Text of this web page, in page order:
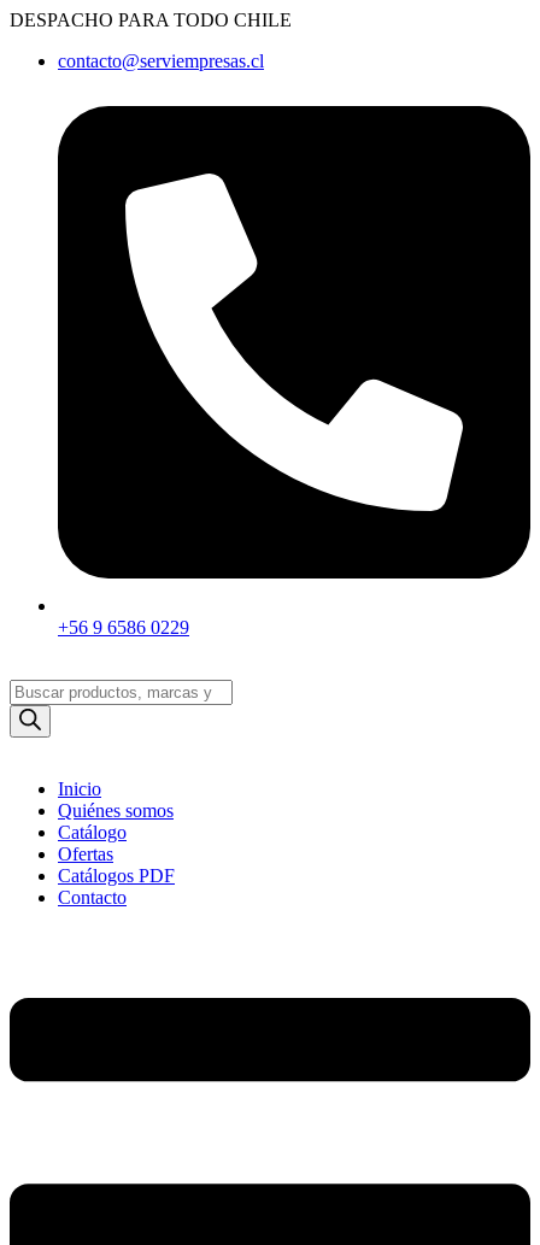
Ir
contenido
DESPACHO PARA TODO CHILE
contacto@serviempresas.cl
+56 9 6586 0229
Búsqueda
de
productos
Inicio
Quiénes somos
Catálogo
Ofertas
Catálogos PDF
Contacto